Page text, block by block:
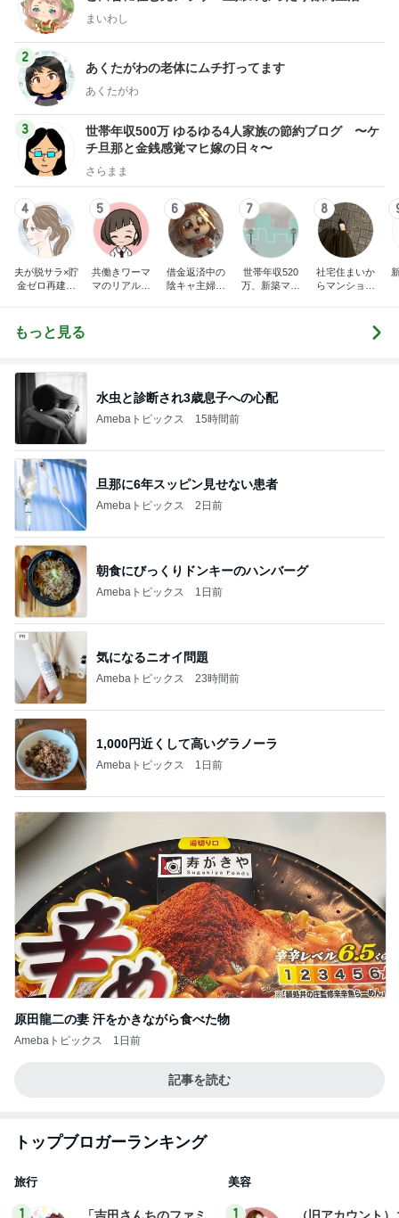
まいわし
2
あくたがわの老体にムチ打ってます
あくたがわ
3
世帯年収500万 ゆるゆる4人家族の節約ブログ 〜ケ
チ旦那と金銭感覚マヒ嫁の日々〜
さらまま
4
夫が脱サラ×貯
金ゼロ再建｜
5
共働きワーマ
マのリアル日
6
借金返済中の
陰キャ主婦サ
7
世帯年収520
万、新築マン
8
社宅住まいか
らマンション
もっと見る
水虫と診断され3歳息子への心配
Amebaトピックス 15時間前
旦那に6年スッピン見せない患者
Amebaトピックス 2日前
朝食にびっくりドンキーのハンバーグ
Amebaトピックス 1日前
気になるニオイ問題
Amebaトピックス 23時間前
1,000円近くして高いグラノーラ
Amebaトピックス 1日前
原田龍二の妻 汗をかきながら食べた物
Amebaトピックス 1日前
記事を読む
トップブロガーランキング
旅行
1
美容
1